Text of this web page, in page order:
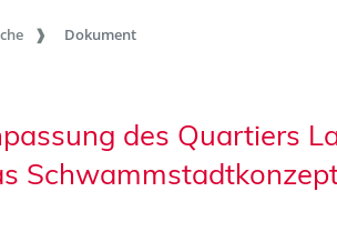
Dokument
des Quartiers